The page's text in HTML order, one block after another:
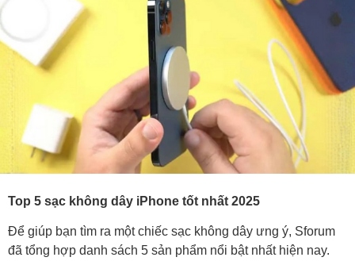
Top 5 sạc không dây iPhone tốt nhất 2025
Để giúp bạn tìm ra một chiếc sạc không dây ưng ý, Sforum
đã tổng hợp danh sách 5 sản phẩm nổi bật nhất hiện nay.